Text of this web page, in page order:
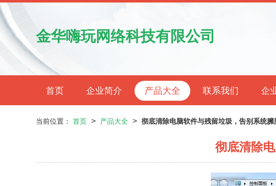
金华嗨玩网络科技有限公司
首页 企业简介 产品大全 联系我们 企
当前位置： 首页 > 产品大全 > 彻底清除电脑软件与残留垃圾，告别系统臃
彻底清除